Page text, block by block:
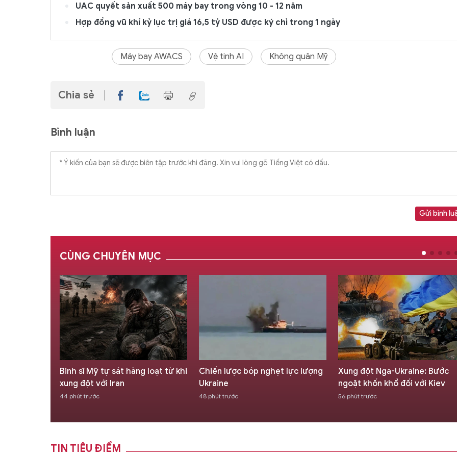
UAC quyết sản xuất 500 máy bay trong vòng 10 - 12 năm
Hợp đồng vũ khí kỷ lục trị giá 16,5 tỷ USD được ký chỉ trong 1 ngày
Máy bay AWACS Vệ tinh AI Không quân Mỹ
Chia sẻ
Bình luận
Gửi bình
CÙNG CHUYÊN MỤC
Chiến lược bóp nghẹt lực lượng
Ukraine
48 phút trước
Xung đột Nga-Ukraine: Bước
ngoặt khốn khổ đối với Kiev
56 phút trước
Tổng thống Trump gọi bầu cử
Mỹ là 'mớ hỗn độn', dọa trừng
phạt Thụy Sĩ
TIN TIÊU ĐIỂM